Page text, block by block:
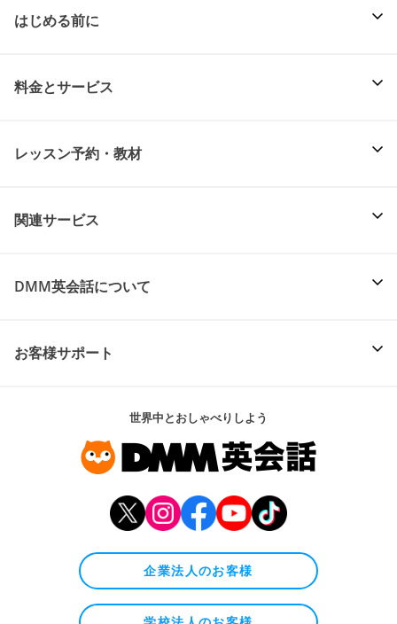
はじめる前に
料金とサービス
レッスン予約・教材
関連サービス
DMM英会話について
お客様サポート
世界中とおしゃべりしよう
企業法人のお客様